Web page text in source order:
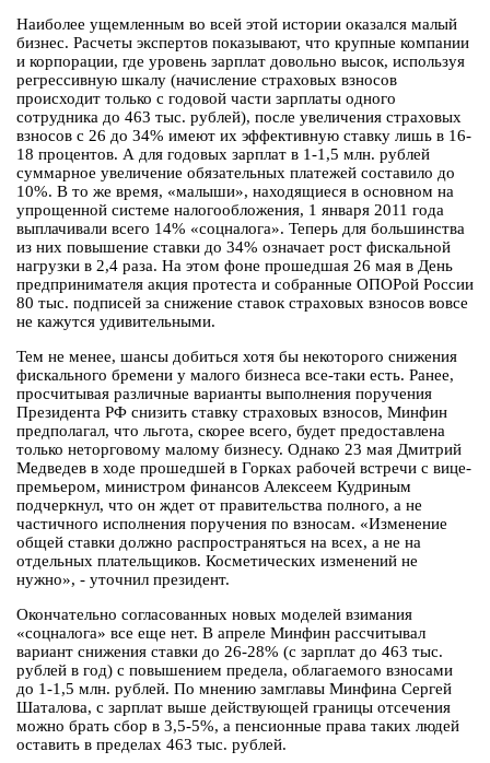
Наиболее ущемленным во всей этой истории оказался малый
бизнес. Расчеты экспертов показывают, что крупные компании
и корпорации, где уровень зарплат довольно высок, используя
регрессивную шкалу (начисление страховых взносов
происходит только с годовой части зарплаты одного
сотрудника до 463 тыс. рублей), после увеличения страховых
взносов с 26 до 34% имеют их эффективную ставку лишь в 16-
18 процентов. А для годовых зарплат в 1-1,5 млн. рублей
суммарное увеличение обязательных платежей составило до
10%. В то же время, «малыши», находящиеся в основном на
упрощенной системе налогообложения, 1 января 2011 года
выплачивали всего 14% «соцналога». Теперь для большинства
из них повышение ставки до 34% означает рост фискальной
нагрузки в 2,4 раза. На этом фоне прошедшая 26 мая в День
предпринимателя акция протеста и собранные ОПОРой России
80 тыс. подписей за снижение ставок страховых взносов вовсе
не кажутся удивительными.
Тем не менее, шансы добиться хотя бы некоторого снижения
фискального бремени у малого бизнеса все-таки есть. Ранее,
просчитывая различные варианты выполнения поручения
Президента РФ снизить ставку страховых взносов, Минфин
предполагал, что льгота, скорее всего, будет предоставлена
только неторговому малому бизнесу. Однако 23 мая Дмитрий
Медведев в ходе прошедшей в Горках рабочей встречи с вице-
премьером, министром финансов Алексеем Кудриным
подчеркнул, что он ждет от правительства полного, а не
частичного исполнения поручения по взносам. «Изменение
общей ставки должно распространяться на всех, а не на
отдельных плательщиков. Косметических изменений не
нужно», - уточнил президент.
Окончательно согласованных новых моделей взимания
«соцналога» все еще нет. В апреле Минфин рассчитывал
вариант снижения ставки до 26-28% (с зарплат до 463 тыс.
рублей в год) с повышением предела, облагаемого взносами
до 1-1,5 млн. рублей. По мнению замглавы Минфина Сергей
Шаталова, с зарплат выше действующей границы отсечения
можно брать сбор в 3,5-5%, а пенсионные права таких людей
оставить в пределах 463 тыс. рублей.